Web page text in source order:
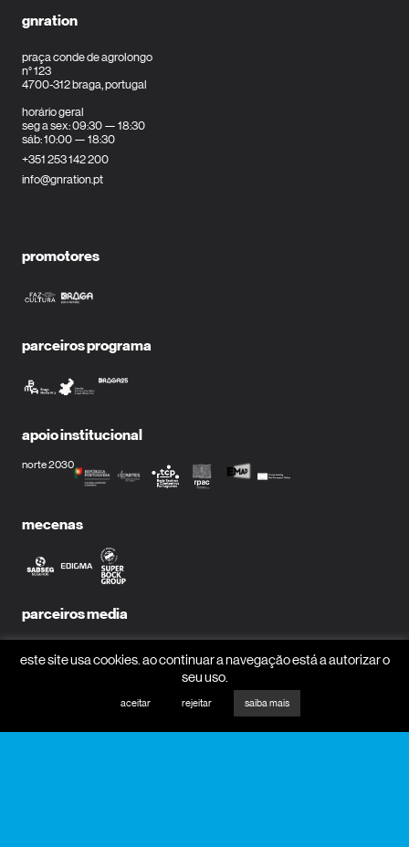
gnration
praça conde de agrolongo
n° 123
4700-312 braga, portugal
horário geral
seg a sex: 09:30 — 18:30
sáb: 10:00 — 18:30
+351 253 142 200
info@gnration.pt
promotores
parceiros programa
apoio institucional
norte 2030
mecenas
parceiros media
receber newsletter?
este site usa cookies. ao continuar a navegação está a autorizar o
seu uso.
aceitar rejeitar saiba mais